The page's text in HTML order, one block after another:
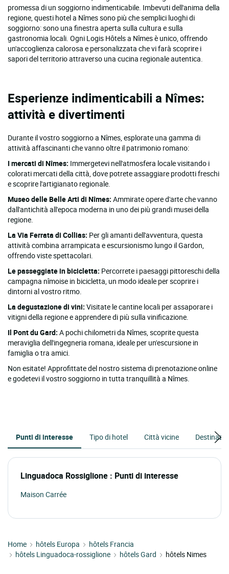
promessa di un soggiorno indimenticabile. Imbevuti dell'anima della
regione, questi hotel a Nîmes sono più che semplici luoghi di
soggiorno: sono una finestra aperta sulla cultura e sulla
gastronomia locali. Ogni Logis Hôtels a Nîmes è unico, offrendo
un'accoglienza calorosa e personalizzata che vi farà scoprire i
sapori del territorio attraverso una cucina regionale autentica.
Esperienze indimenticabili a Nîmes:
attività e divertimenti
Durante il vostro soggiorno a Nîmes, esplorate una gamma di
attività affascinanti che vanno oltre il patrimonio romano:
I mercati di Nîmes: Immergetevi nell'atmosfera locale visitando i
colorati mercati della città, dove potrete assaggiare prodotti freschi
e scoprire l'artigianato regionale.
Museo delle Belle Arti di Nîmes: Ammirate opere d'arte che vanno
dall'antichità all'epoca moderna in uno dei più grandi musei della
regione.
La Via Ferrata di Collias: Per gli amanti dell'avventura, questa
attività combina arrampicata e escursionismo lungo il Gardon,
offrendo viste spettacolari.
Le passeggiate in bicicletta: Percorrete i paesaggi pittoreschi della
campagna nîmoise in bicicletta, un modo ideale per scoprire i
dintorni al vostro ritmo.
La degustazione di vini: Visitate le cantine locali per assaporare i
vitigni della regione e apprendere di più sulla vinificazione.
Il Pont du Gard: A pochi chilometri da Nîmes, scoprite questa
meraviglia dell'ingegneria romana, ideale per un'escursione in
famiglia o tra amici.
Non esitate! Approfittate del nostro sistema di prenotazione online
e godetevi il vostro soggiorno in tutta tranquillità a Nîmes.
Punti di interesse Tipo di hotel Città vicine
Linguadoca Rossiglione : Punti di interesse
Maison Carrée
Home hôtels Europa
hôtels Francia
hôtels Linguadoca-rossiglione
hôtels Gard hôtels Nimes